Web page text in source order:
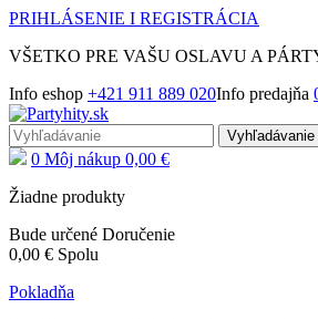
PRIHLÁSENIE I REGISTRÁCIA
VŠETKO PRE VAŠU OSLAVU A
Info eshop +421 911 889 020Info predajňa
Vyhľadávanie
0 Môj nákup 0,00 €
Žiadne produkty
Bude určené Doručenie
0,00 € Spolu
Pokladňa